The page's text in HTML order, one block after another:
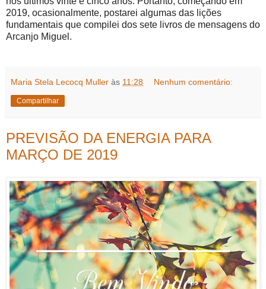
2019, ocasionalmente, postarei algumas das lições
fundamentais que compilei dos sete livros de mensagens do
Arcanjo Miguel.
Maria Stela Lecocq Muller às 11:28 Nenhum comentário:
Compartilhar
PREVISÃO DA ENERGIA PARA
MARÇO DE 2019